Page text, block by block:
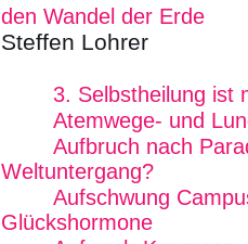
den Wandel der Erde
Steffen Lohrer
3. Selbstheilung ist
Atemwege- und
Aufbruch nach
Weltuntergang?
Aufschwung
Glückshormone